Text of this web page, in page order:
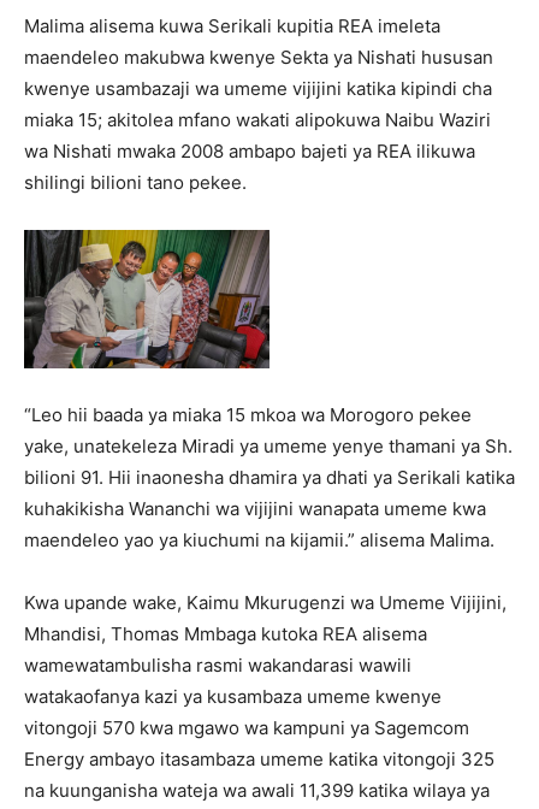
Malima alisema kuwa Serikali kupitia REA imeleta
maendeleo makubwa kwenye Sekta ya Nishati hususan
kwenye usambazaji wa umeme vijijini katika kipindi cha
miaka 15; akitolea mfano wakati alipokuwa Naibu Waziri
wa Nishati mwaka 2008 ambapo bajeti ya REA ilikuwa
shilingi bilioni tano pekee.
“Leo hii baada ya miaka 15 mkoa wa Morogoro pekee
yake, unatekeleza Miradi ya umeme yenye thamani ya Sh.
bilioni 91. Hii inaonesha dhamira ya dhati ya Serikali katika
kuhakikisha Wananchi wa vijijini wanapata umeme kwa
maendeleo yao ya kiuchumi na kijamii.” alisema Malima.
Kwa upande wake, Kaimu Mkurugenzi wa Umeme Vijijini,
Mhandisi, Thomas Mmbaga kutoka REA alisema
wamewatambulisha rasmi wakandarasi wawili
watakaofanya kazi ya kusambaza umeme kwenye
vitongoji 570 kwa mgawo wa kampuni ya Sagemcom
Energy ambayo itasambaza umeme katika vitongoji 325
na kuunganisha wateja wa awali 11,399 katika wilaya ya